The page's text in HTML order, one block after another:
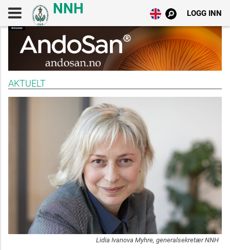
LOGG INN
AKTUELT
Lidia Ivanova Myhre, generalsekretær NNH